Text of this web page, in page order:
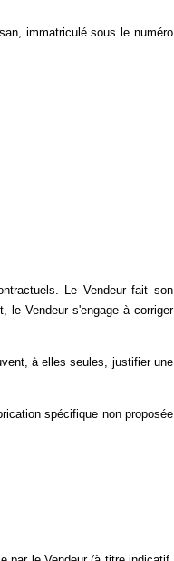
immatriculé sous le numéro
Le Vendeur fait son
le Vendeur s'engage à corriger
à elles seules, justifier une
spécifique non proposée